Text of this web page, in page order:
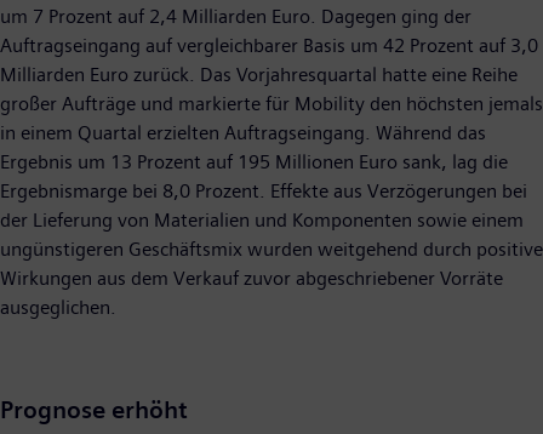
um 7 Prozent auf 2,4 Milliarden Euro. Dagegen ging der
Auftragseingang auf vergleichbarer Basis um 42 Prozent auf 3,0
Milliarden Euro zurück. Das Vorjahresquartal hatte eine Reihe
großer Aufträge und markierte für Mobility den höchsten jemals
in einem Quartal erzielten Auftragseingang. Während das
Ergebnis um 13 Prozent auf 195 Millionen Euro sank, lag die
Ergebnismarge bei 8,0 Prozent. Effekte aus Verzögerungen bei
der Lieferung von Materialien und Komponenten sowie einem
ungünstigeren Geschäftsmix wurden weitgehend durch positive
Wirkungen aus dem Verkauf zuvor abgeschriebener Vorräte
ausgeglichen.
Prognose erhöht